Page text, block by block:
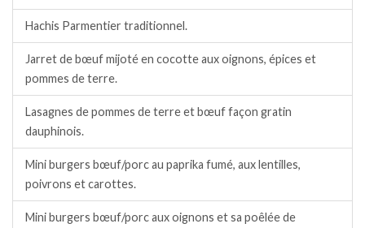
Hachis Parmentier traditionnel.
Jarret de bœuf mijoté en cocotte aux oignons, épices et
pommes de terre.
Lasagnes de pommes de terre et bœuf façon gratin
dauphinois.
Mini burgers bœuf/porc au paprika fumé, aux lentilles,
poivrons et carottes.
Mini burgers bœuf/porc aux oignons et sa poêlée de